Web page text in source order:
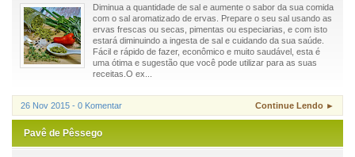
Diminua a quantidade de sal e aumente o sabor da sua comida
com o sal aromatizado de ervas. Prepare o seu sal usando as
ervas frescas ou secas, pimentas ou especiarias, e com isto
estará diminuindo a ingesta de sal e cuidando da sua saúde.
Fácil e rápido de fazer, econômico e muito saudável, esta é
uma ótima e sugestão que você pode utilizar para as suas
receitas.O ex...
26 Nov 2015 - 0 Komentar Continue Lendo ►
Pavê de Pêssego